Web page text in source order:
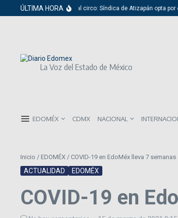
Saltar al contenido
ÚLTIMA HORA
Del cabildo al circo: Síndica de Atizapán opta por el
La Voz del Estado de México
EDOMÉX CDMX NACIONAL
Inicio / EDOMÉX / COVID-19 en EdoMéx lleva 7 semanas
ACTUALIDAD EDOMÉX
COVID-19 en